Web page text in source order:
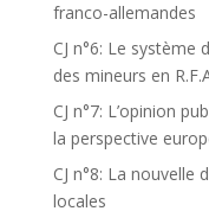
franco-allemandes
CJ n°6: Le système
des mineurs en
CJ n°7: L’opinion
la perspective
CJ n°8: La nouvelle
locales